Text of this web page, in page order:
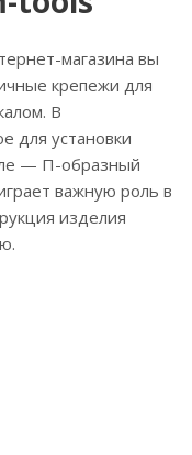
магазина вы
крепежи для
В
для установки
— П-образный
важную роль в
изделия